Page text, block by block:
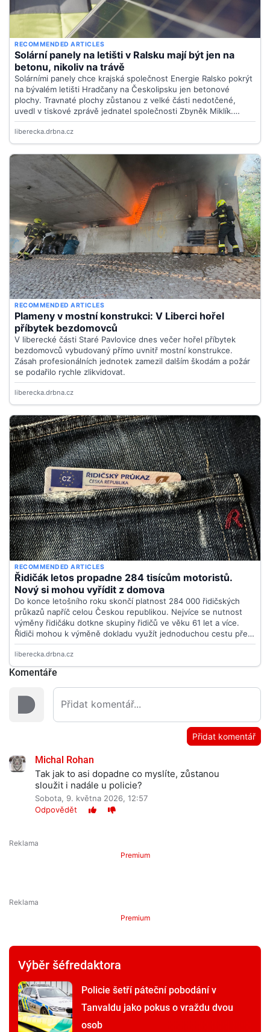
Komentáře
Přidat komentář
Michal Rohan
Tak jak to asi dopadne co myslíte, zůstanou
sloužit i nadále u policie?
Sobota, 9. května 2026, 12:57
Odpovědět
Premium
Premium
Výběr šéfredaktora
Policie šetří páteční pobodání v
Tanvaldu jako pokus o vraždu dvou
osob